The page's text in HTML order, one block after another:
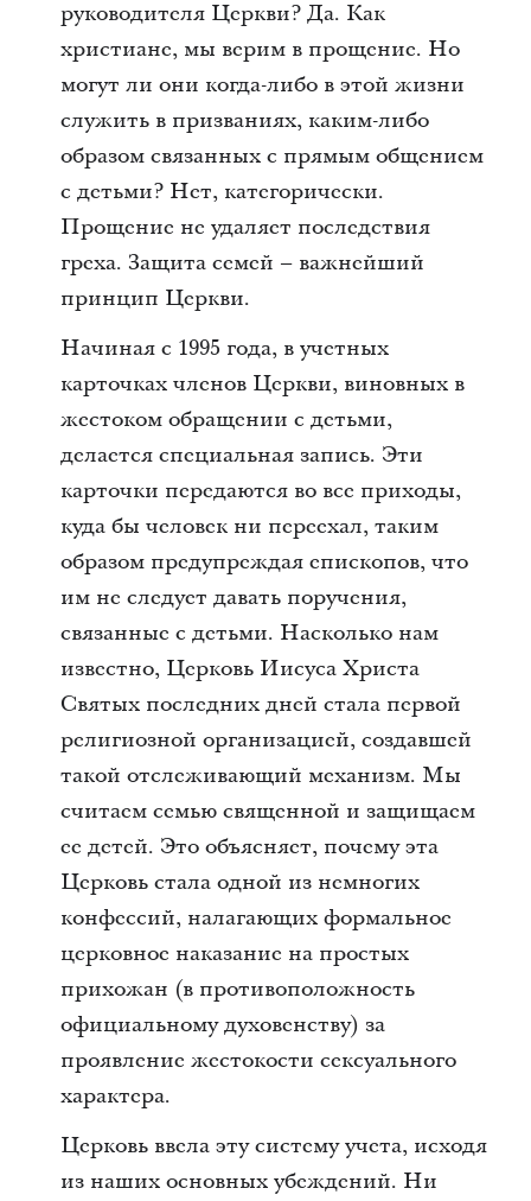
руководителя Церкви? Да. Как
христиане, мы верим в прощение. Но
могут ли они когда-либо в этой жизни
служить в призваниях, каким-либо
образом связанных с прямым общением
с детьми? Нет, категорически.
Прощение не удаляет последствия
греха. Защита семей – важнейший
принцип Церкви.
Начиная с 1995 года, в учетных
карточках членов Церкви, виновных в
жестоком обращении с детьми,
делается специальная запись. Эти
карточки передаются во все приходы,
куда бы человек ни переехал, таким
образом предупреждая епископов, что
им не следует давать поручения,
связанные с детьми. Насколько нам
известно, Церковь Иисуса Христа
Святых последних дней стала первой
религиозной организацией, создавшей
такой отслеживающий механизм. Мы
считаем семью священной и защищаем
ее детей. Это объясняет, почему эта
Церковь стала одной из немногих
конфессий, налагающих формальное
церковное наказание на простых
прихожан (в противоположность
официальному духовенству) за
проявление жестокости сексуального
характера.
Церковь ввела эту систему учета, исходя
из наших основных убеждений. Ни